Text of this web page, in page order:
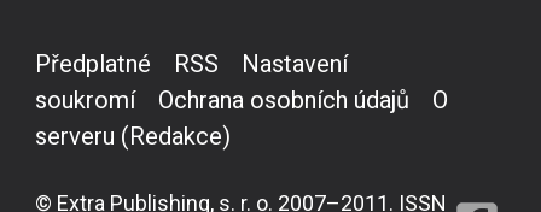
Předplatné RSS
Nastavení
soukromí
Ochrana osobních údajů
O
serveru (Redakce)
© Extra Publishing, s. r. o. 2007–2011. ISSN